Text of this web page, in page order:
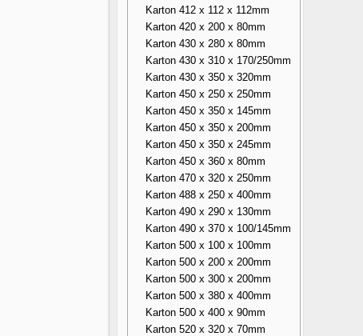
Karton 412 x 112 x 112mm
Karton 420 x 200 x 80mm
Karton 430 x 280 x 80mm
Karton 430 x 310 x 170/250mm
Karton 430 x 350 x 320mm
Karton 450 x 250 x 250mm
Karton 450 x 350 x 145mm
Karton 450 x 350 x 200mm
Karton 450 x 350 x 245mm
Karton 450 x 360 x 80mm
Karton 470 x 320 x 250mm
Karton 488 x 250 x 400mm
Karton 490 x 290 x 130mm
Karton 490 x 370 x 100/145mm
Karton 500 x 100 x 100mm
Karton 500 x 200 x 200mm
Karton 500 x 300 x 200mm
Karton 500 x 380 x 400mm
Karton 500 x 400 x 90mm
Karton 520 x 320 x 70mm